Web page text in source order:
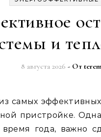
и
8 августа 2026 - От
пристройке.
года, важно